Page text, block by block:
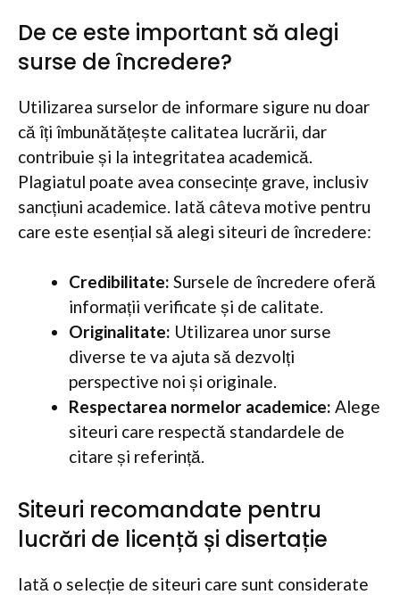
De ce este important să alegi
surse de încredere?
Utilizarea surselor de informare sigure nu doar
că îți îmbunătățește calitatea lucrării, dar
contribuie și la integritatea academică.
Plagiatul poate avea consecințe grave, inclusiv
sancțiuni academice. Iată câteva motive pentru
care este esențial să alegi siteuri de încredere:
Credibilitate: Sursele de încredere oferă
informații verificate și de calitate.
Originalitate: Utilizarea unor surse
diverse te va ajuta să dezvolți
perspective noi și originale.
Respectarea normelor academice: Alege
siteuri care respectă standardele de
citare și referință.
Siteuri recomandate pentru
lucrări de licență și disertație
Iată o selecție de siteuri care sunt considerate